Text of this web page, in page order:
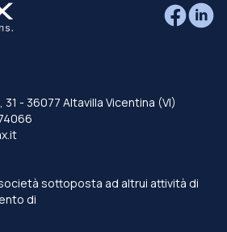
31 - 36077 Altavilla Vicentina (VI)
sottoposta ad altrui attività di
di